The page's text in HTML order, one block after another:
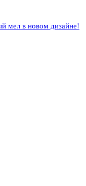
мел в новом дизайне!